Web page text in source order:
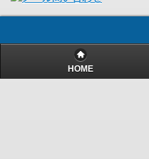
HOME